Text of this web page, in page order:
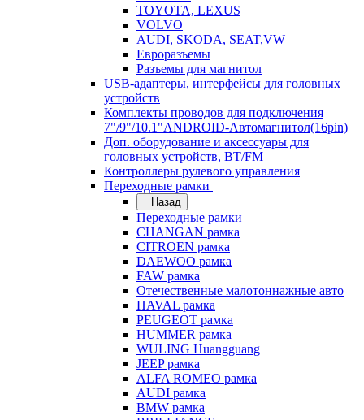
TOYOTA, LEXUS
VOLVO
AUDI, SKODA, SEAT,VW
Евроразъемы
Разъемы для магнитол
USB-адаптеры, интерфейсы для головных
устройств
Комплекты проводов для подключения
7"/9"/10.1"ANDROID-Автомагнитол(16pin)
Доп. оборудование и аксессуары для
головных устройств, BT/FM
Контроллеры рулевого управления
Переходные рамки
Назад
Переходные рамки
CHANGAN рамка
CITROEN рамка
DAEWOO рамка
FAW рамка
Отечественные малотоннажные авто
HAVAL рамка
PEUGEOT рамка
HUMMER рамка
WULING Huangguang
JEEP рамка
ALFA ROMEO рамка
AUDI рамка
BMW рамка